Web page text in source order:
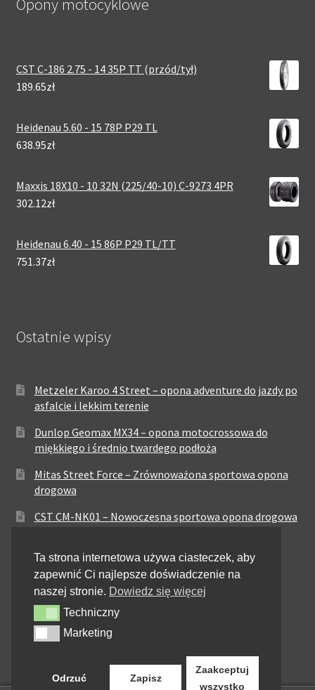
Opony motocyklowe
CST C-186 2.75 - 14 35P TT (przód/tył)
189.65zł
Heidenau 5.60 - 15 78P P29 TL
638.95zł
Maxxis 18X10 - 10 32N (225/40-10) C-9273 4PR
302.12zł
Heidenau 6.40 - 15 86P P29 TL/TT
751.37zł
Ostatnie wpisy
Metzeler Karoo 4 Street – opona adventure do jazdy po
asfalcie i lekkim terenie
Dunlop Geomax MX34 – opona motocrossowa do
miękkiego i średnio twardego podłoża
Mitas Street Force – Zrównoważona sportowa opona
drogowa
CST CM-NK01 – Nowoczesna sportowa opona drogowa
zrównoważonych osiągach
Pirelli City Demon – Niezawodność w codziennej
jeździe miejskiej
Metzeler Perfect ME77 – Klasyczna opona o
zrównoważonych właściwościach
Ta strona internetowa używa ciasteczek, aby
zapewnić Ci najlepsze doświadczenie na
naszej stronie. Dowiedz się więcej
Techniczny
Techniczny
MarketingMarketing
Odrzuć Zapisz
Zaakceptuj
wszystko